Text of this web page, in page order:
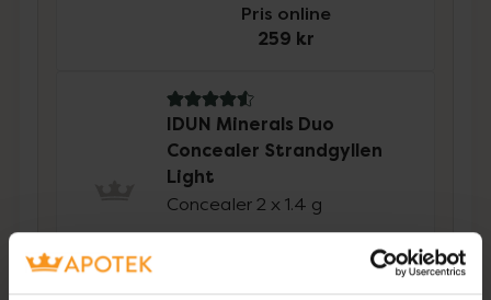
Pris online
259 kr
4.6 av 5 i omdöme
IDUN Minerals Duo
Concealer Strandgyllen
Light
Concealer 2 x 1.4 g